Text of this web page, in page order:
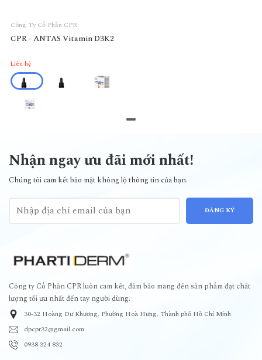
Công Ty Cổ Phần CPR
CPR - ANTAS Vitamin D3K2
Liên hệ
Nhận ngay ưu đãi mới nhất!
Chúng tôi cam kết bảo mật không lộ thông tin của bạn.
ĐĂNG KÝ
Công ty Cổ Phần CPR luôn cam kết, đảm bảo mang đến sản phẩm đạt chất
lượng tối ưu nhất đến tay người dùng.
30-32 Hoàng Dư Khương, Phường Hoà Hưng, Thành phố Hồ Chí Minh
dpcpr32@gmail.com
0938 324 832